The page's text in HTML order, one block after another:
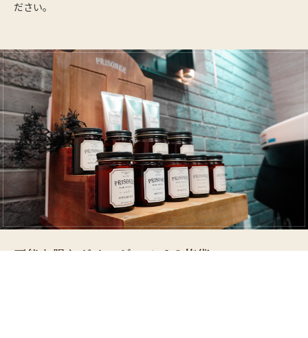
ださい。
可能な限りダメージレスでの施術